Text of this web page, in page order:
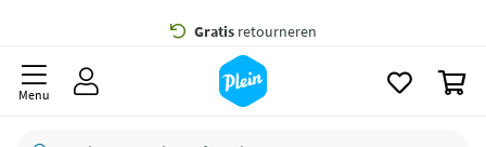
Gratis bezorging vanaf 35,- *
besteld,
retourneren
Menu